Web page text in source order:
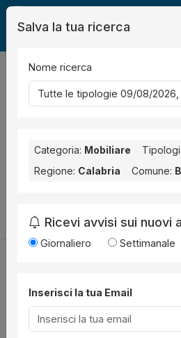
Legalmente Mobili
risultati
Nessun risultato per la Provincia
Prova a modificare i parametri di
Utilità
Chi siamo
Salva la tua ricerca
Nome ricerca
Categoria: Mobiliare
Regione: Calabria Comune:
Ricevi avvisi sui nuovi
Giornaliero Settimanale
Inserisci la tua Email